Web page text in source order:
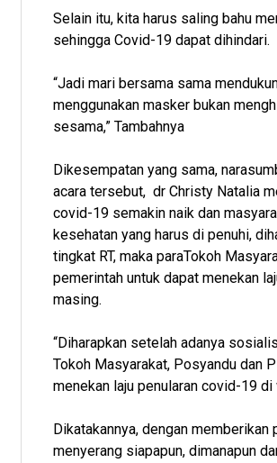
Selain itu, kita harus saling bahu
sehingga Covid-19 dapat dihindari.
“Jadi mari bersama sama
menggunakan masker bukan
sesama,” Tambahnya
Dikesempatan yang sama,
acara tersebut, dr Christy Natalia
covid-19 semakin naik dan
kesehatan yang harus di penuhi,
tingkat RT, maka paraTokoh
pemerintah untuk dapat menekan
masing.
“Diharapkan setelah adanya
Tokoh Masyarakat, Posyandu dan
menekan laju penularan covid-19
Dikatakannya, dengan
menyerang siapapun, dimanapun